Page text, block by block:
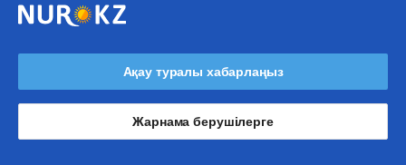
Ақау туралы хабарлаңыз
Жарнама берушілерге